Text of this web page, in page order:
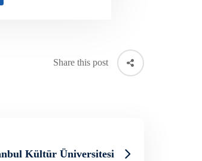
Share this post
Kültür Üniversitesi